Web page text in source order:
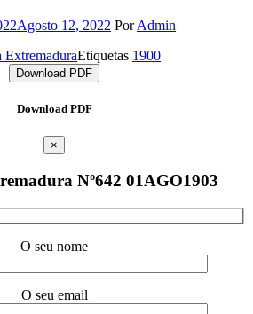
Agosto 12, 2022 PorAdmin
ExtremaduraEtiquetas 1900
Download PDF
Download PDF
×
Nº642 01AGO1903
O seu nome
O seu email